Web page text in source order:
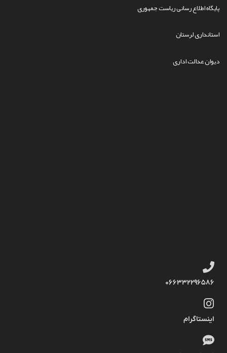
پایگاه اطلاع رسانی ریاست جمهوری
استانداری لرستان
دیوان عدالت اداری
066332296586
اینستاگرام